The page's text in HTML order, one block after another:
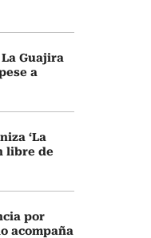
Guajira
a
‘La
libre de
por
acompaña